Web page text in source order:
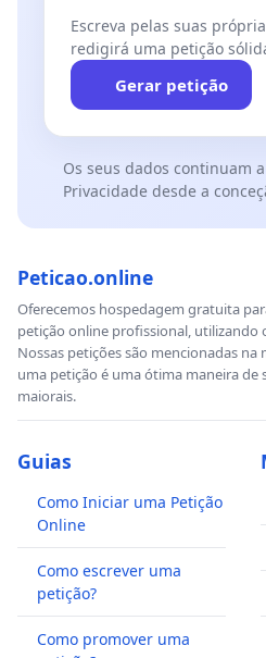
Escreva pelas suas
redigirá uma petição
Gerar petição
Os seus dados continuam
Privacidade desde a
Peticao.online
Oferecemos hospedagem gratuita
petição online profissional, utilizando
Nossas petições são mencionadas
uma petição é uma ótima maneira de
maiorais.
Guias
Como Iniciar uma Petição
Online
Como escrever uma
petição?
Como promover uma